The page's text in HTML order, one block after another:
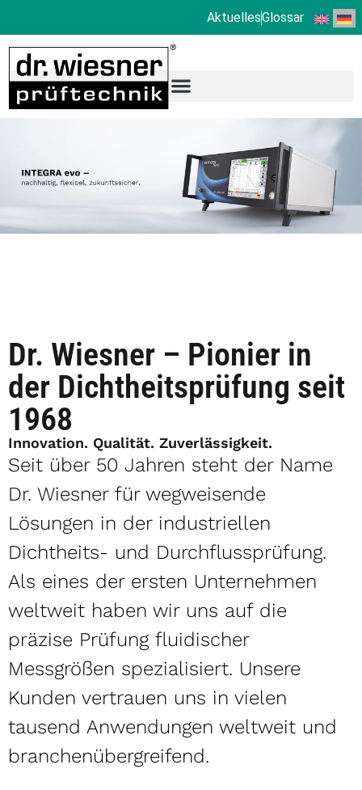
AktuellesGlossar
Dr. Wiesner – Pionier in
der Dichtheitsprüfung seit
1968
Innovation. Qualität. Zuverlässigkeit.
Seit über 50 Jahren steht der Name
Dr. Wiesner für wegweisende
Lösungen in der industriellen
Dichtheits- und Durchflussprüfung.
Als eines der ersten Unternehmen
weltweit haben wir uns auf die
präzise Prüfung fluidischer
Messgrößen spezialisiert. Unsere
Kunden vertrauen uns in vielen
tausend Anwendungen weltweit und
branchenübergreifend.